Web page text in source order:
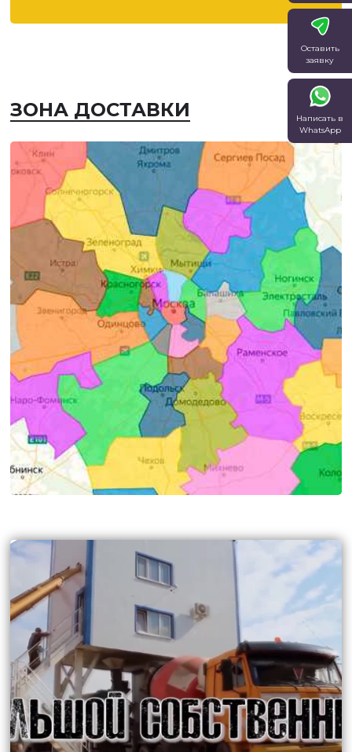
ЗОНА ДОСТАВКИ
Оставить
заявку
Написать в
WhatsApp